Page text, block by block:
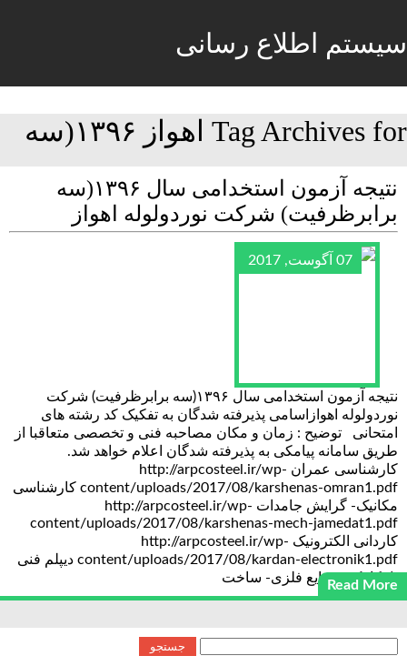
سیستم اطلاع رسانی
Tag Archives for اهواز ۱۳۹۶(سه
نتیجه آزمون استخدامی سال ۱۳۹۶(سه
برابرظرفیت) شرکت نوردولوله اهواز
07 آگوست, 2017
نتیجه آزمون استخدامی سال ۱۳۹۶(سه برابرظرفیت) شرکت
نوردولوله اهوازاسامی پذیرفته شدگان به تفکیک کد رشته های
امتحانی توضیح : زمان و مکان مصاحبه فنی و تخصصی متعاقبا از
طریق سامانه پیامکی به پذیرفته شدگان اعلام خواهد شد.
کارشناسی عمران http://arpcosteel.ir/wp-
content/uploads/2017/08/karshenas-omran1.pdf کارشناسی
مکانیک- گرایش جامدات http://arpcosteel.ir/wp-
content/uploads/2017/08/karshenas-mech-jamedat1.pdf
کاردانی الکترونیک http://arpcosteel.ir/wp-
content/uploads/2017/08/kardan-electronik1.pdf دیپلم فنی
(مکانیک- صنایع فلزی- ساخت
Read More